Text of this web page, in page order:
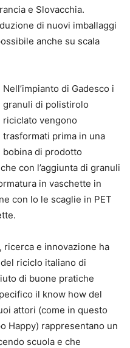
e Slovacchia.
di nuovi imballaggi
anche su scala
Nell’impianto di Gadesco i
granuli di polistirolo
riciclato vengono
trasformati prima in una
bobina di prodotto
con l’aggiunta di granuli
in vaschette in
con lo le scaglie in PET
ricerca e innovazione ha
riciclo italiano di
di buone pratiche
il know how del
attori (come in questo
Happy) rappresentano un
scuola e che